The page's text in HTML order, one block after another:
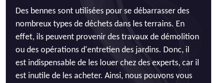
Des bennes sont utilisées pour se débarrasser des
nombreux types de déchets dans les terrains. En
effet, ils peuvent provenir des travaux de démolition
ou des opérations d'entretien des jardins. Donc, il
est indispensable de les louer chez des experts, car il
est inutile de les acheter. Ainsi, nous pouvons vous